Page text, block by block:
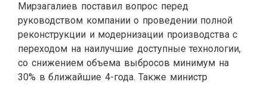
Мирзагалиев поставил вопрос перед
руководством компании о проведении полной
реконструкции и модернизации производства с
переходом на наилучшие доступные технологии,
со снижением объема выбросов минимум на
30% в ближайшие 4-года. Также министр